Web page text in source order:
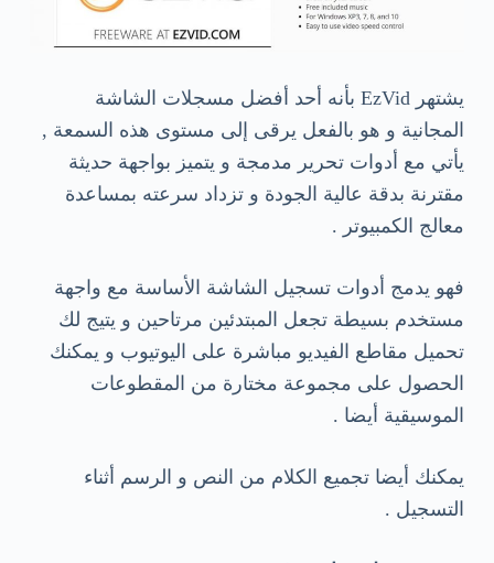
يشتهر EzVid بأنه أحد أفضل مسجلات الشاشة
المجانية و هو بالفعل يرقى إلى مستوى هذه السمعة ,
يأتي مع أدوات تحرير مدمجة و يتميز بواجهة حديثة
مقترنة بدقة عالية الجودة و تزداد سرعته بمساعدة
معالج الكمبيوتر .
فهو يدمج أدوات تسجيل الشاشة الأساسة مع واجهة
مستخدم بسيطة تجعل المبتدئين مرتاحين و يتيج لك
تحميل مقاطع الفيديو مباشرة على اليوتيوب و يمكنك
الحصول على مجموعة مختارة من المقطوعات
الموسيقية أيضا .
يمكنك أيضا تجميع الكلام من النص و الرسم أثناء
التسجيل .